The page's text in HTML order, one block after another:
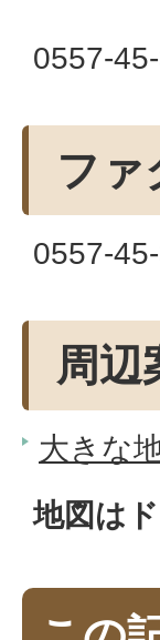
0557-
ファ
0557-
周辺
大きな
地図は